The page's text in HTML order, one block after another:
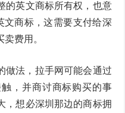
的英文商标所有权，也意
文商标，这需要支付给深
费用。
做法，拉手网可能会通过
，并商讨商标购买的事
，想必深圳那边的商标拥